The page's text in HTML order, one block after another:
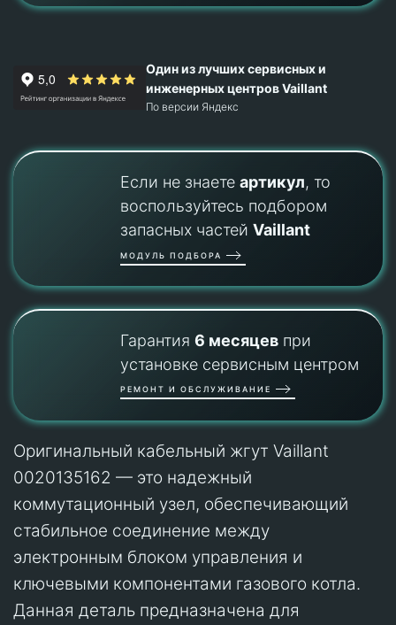
Один из лучших сервисных и
инженерных центров Vaillant
По версии Яндекс
Если не знаете артикул, то
воспользуйтесь подбором
запасных частей Vaillant
МОДУЛЬ ПОДБОРА
Гарантия 6 месяцевпри
установке сервисным центром
РЕМОНТ И ОБСЛУЖИВАНИЕ
Оригинальный кабельный жгут Vaillant
0020135162 — это надежный
коммутационный узел, обеспечивающий
стабильное соединение между
электронным блоком управления и
ключевыми компонентами газового котла.
Данная деталь предназначена для